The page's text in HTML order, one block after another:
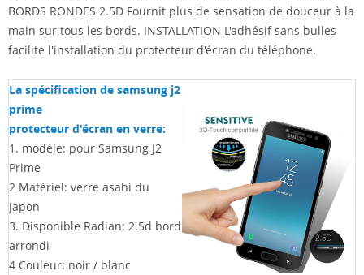
BORDS RONDES 2.5D Fournit plus de sensation de douceur à la
main sur tous les bords. INSTALLATION L'adhésif sans bulles
facilite l'installation du protecteur d'écran du téléphone.
La spécification de samsung j2
prime
protecteur d'écran en verre:
1. modèle: pour Samsung J2
Prime
2 Matériel: verre asahi du
Japon
3. Disponible Radian: 2.5d bord
arrondi
4 Couleur: noir / blanc